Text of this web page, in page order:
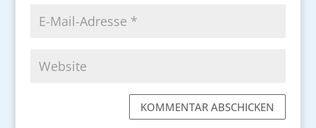
KOMMENTAR ABSCHICKEN